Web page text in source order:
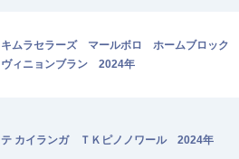
キムラセラーズ マールボロ ホームブロック
ヴィニョンブラン 2024年
テ カイランガ ＴＫピノノワール 2024年